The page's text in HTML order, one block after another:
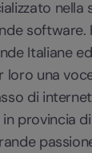
nella
software.
Italiane ed
loro una
di
provincia